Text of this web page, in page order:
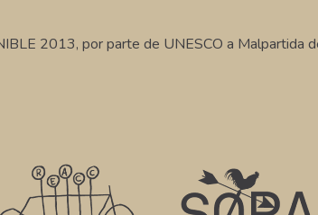
2013, por parte de UNESCO a